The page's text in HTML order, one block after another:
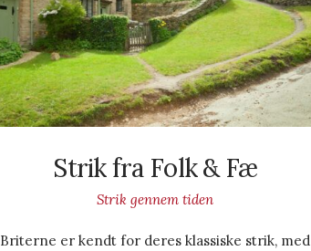
Strik fra Folk & Fæ
Strik gennem tiden
Briterne er kendt for deres klassiske strik, med